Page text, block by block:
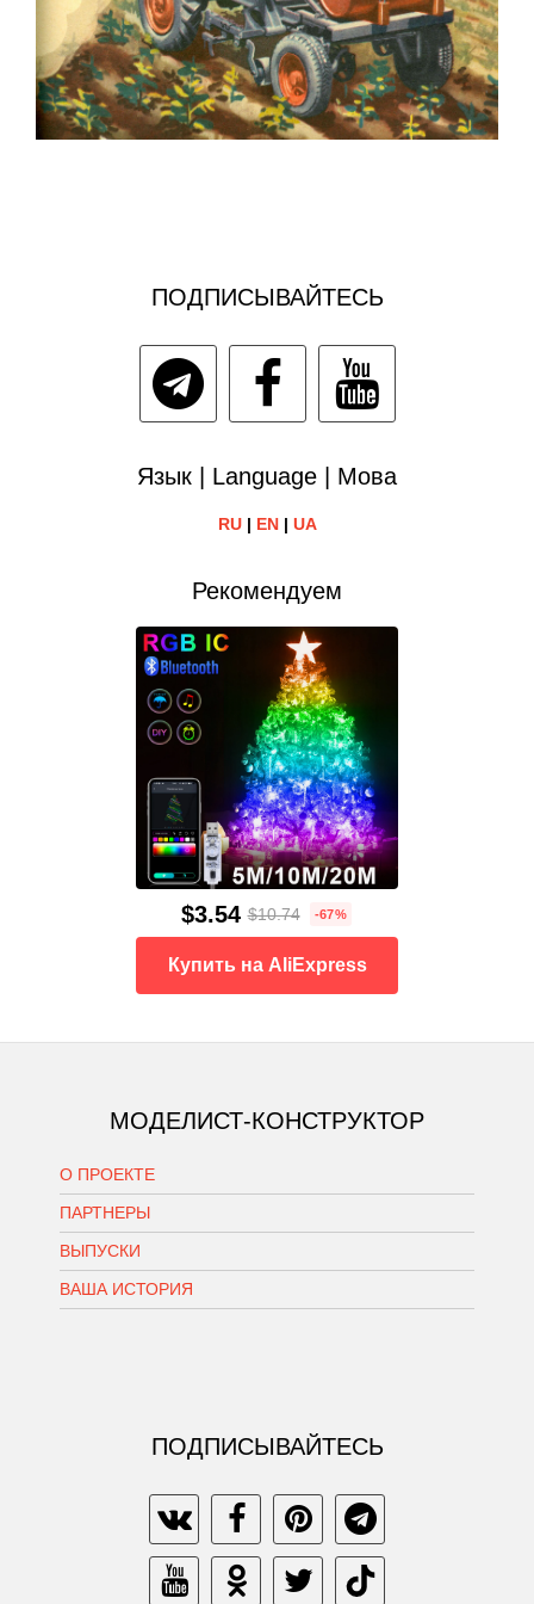
ПОДПИСЫВАЙТЕСЬ
Язык | Language | Мова
RU| EN| UA
Рекомендуем
$3.54 $10.74 -67%
Купить на AliExpress
МОДЕЛИСТ-КОНСТРУКТОР
О ПРОЕКТЕ
ПАРТНЕРЫ
ВЫПУСКИ
ВАША ИСТОРИЯ
ПОДПИСЫВАЙТЕСЬ